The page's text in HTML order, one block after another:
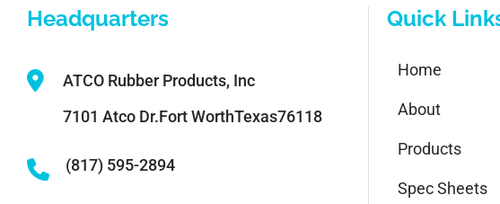
Headquarters
ATCO Rubber Products, Inc
7101 Atco Dr.Fort WorthTexas76118
(817) 595-2894
Quick
Home
About
Products
Spec Sheets